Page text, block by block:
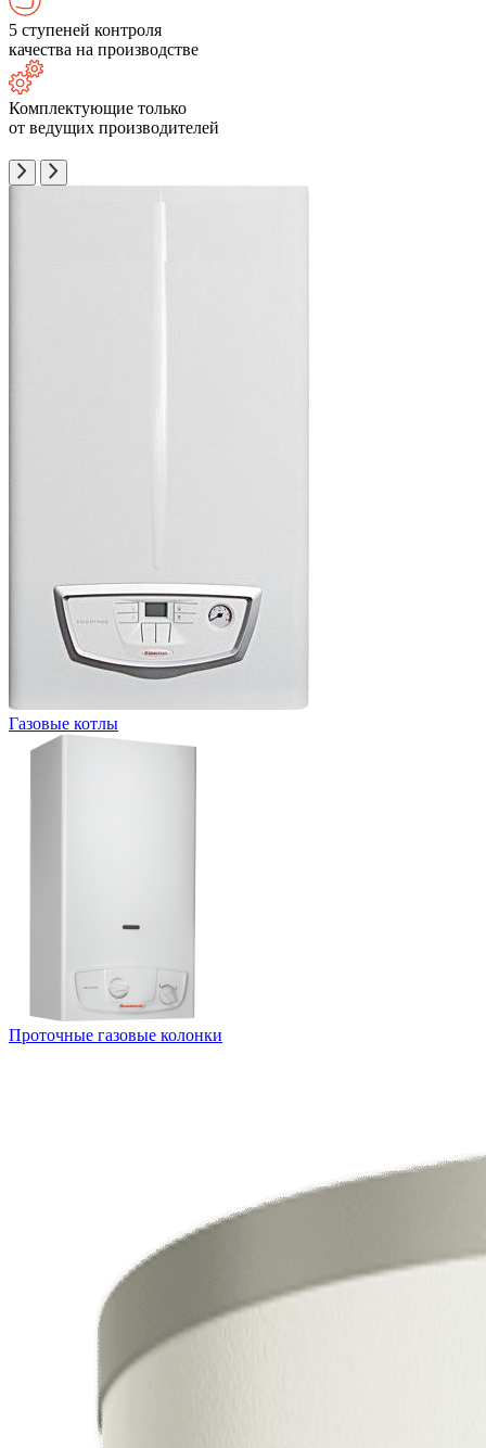
5 ступеней контроля
качества на производстве
Комплектующие только
от ведущих производителей
Газовые котлы
Проточные газовые колонки